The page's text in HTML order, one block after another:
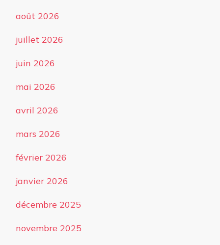
août 2026
juillet 2026
juin 2026
mai 2026
avril 2026
mars 2026
février 2026
janvier 2026
décembre 2025
novembre 2025